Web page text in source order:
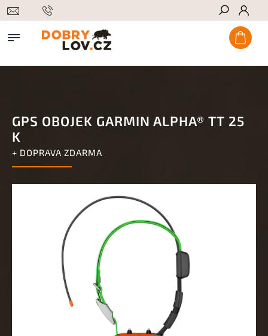
Hledat
GPS OBOJEK GARMIN ALPHA® TT 25
K
+ DOPRAVA ZDARMA